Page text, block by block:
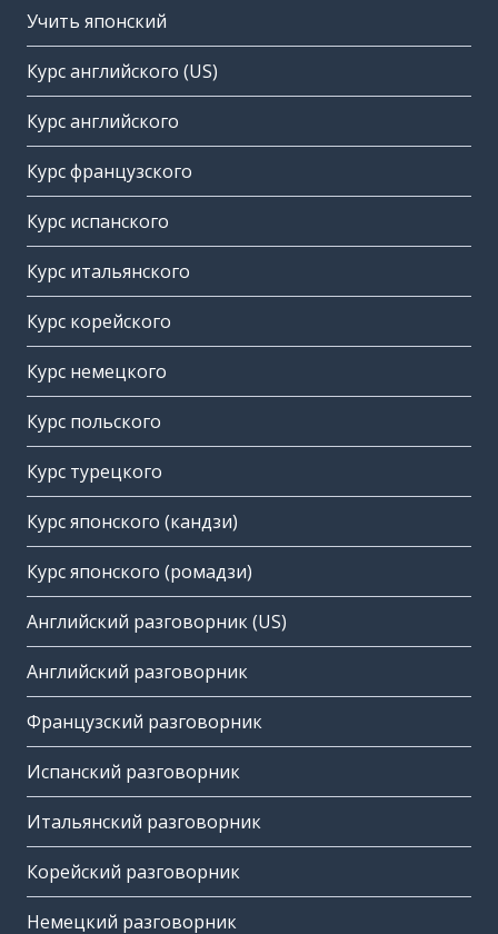
Учить японский
Курс английского (US)
Курс английского
Курс французского
Курс испанского
Курс итальянского
Курс корейского
Курс немецкого
Курс польского
Курс турецкого
Курс японского (кандзи)
Курс японского (ромадзи)
Английский разговорник (US)
Английский разговорник
Французский разговорник
Испанский разговорник
Итальянский разговорник
Корейский разговорник
Немецкий разговорник